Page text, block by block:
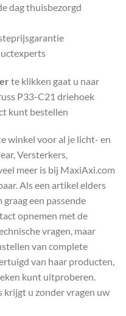
dag thuisbezorgd
te klikken gaat u naar
P33-C21 driehoek
kunt bestellen
winkel voor al je licht- en
Versterkers,
meer is bij MaxiAxi.com
Als een artikel elders
een passende
opnemen met de
vragen, maar
van complete
van haar producten,
kunt uitproberen.
krijgt u zonder vragen uw